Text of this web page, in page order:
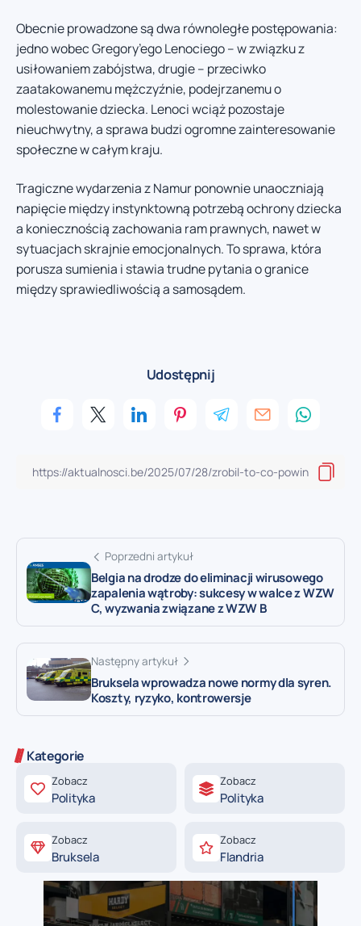
Obecnie prowadzone są dwa równoległe postępowania:
jedno wobec Gregory’ego Lenociego – w związku z
usiłowaniem zabójstwa, drugie – przeciwko
zaatakowanemu mężczyźnie, podejrzanemu o
molestowanie dziecka. Lenoci wciąż pozostaje
nieuchwytny, a sprawa budzi ogromne zainteresowanie
społeczne w całym kraju.
Tragiczne wydarzenia z Namur ponownie unaoczniają
napięcie między instynktowną potrzebą ochrony dziecka
a koniecznością zachowania ram prawnych, nawet w
sytuacjach skrajnie emocjonalnych. To sprawa, która
porusza sumienia i stawia trudne pytania o granice
między sprawiedliwością a samosądem.
Udostępnij
Poprzedni artykuł
Belgia na drodze do eliminacji wirusowego
zapalenia wątroby: sukcesy w walce z WZW
C, wyzwania związane z WZW B
Następny artykuł
Bruksela wprowadza nowe normy dla syren.
Koszty, ryzyko, kontrowersje
Kategorie
Zobacz
Polityka
Zobacz
Polityka
Zobacz
Bruksela
Zobacz
Flandria